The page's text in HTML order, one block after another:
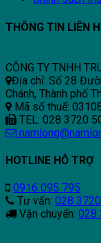
THÔNG TIN LIÊN
CÔNG TY TNHH
Địa chỉ: Số 28
Chánh, Thành phố
Mã số thuế:
TEL: 028 3720
HOTLINE HỖ TRỢ
0916 095 795
Tư vấn: 028
Vận chuyển: 028